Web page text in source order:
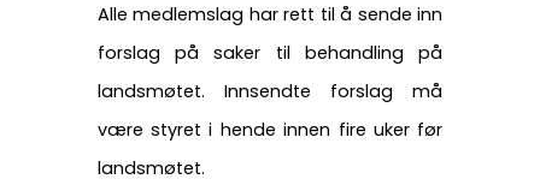
Alle medlemslag har rett til å sende inn
forslag på saker til behandling på
landsmøtet. Innsendte forslag må
være styret i hende innen fire uker før
landsmøtet.